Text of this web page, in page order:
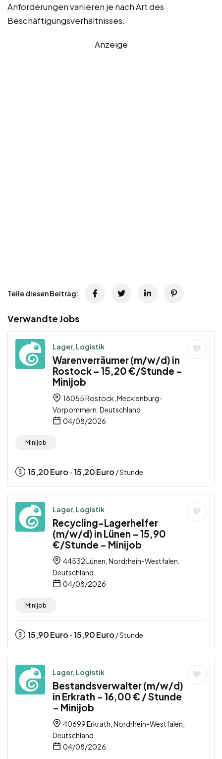
Anforderungen variieren je nach Art des
Beschäftigungsverhältnisses.
Anzeige
Teile diesen Beitrag:
Verwandte Jobs
Lager, Logistik
Warenverräumer (m/w/d) in
Rostock – 15,20 €/Stunde –
Minijob
18055 Rostock, Mecklenburg-
Vorpommern, Deutschland
04/08/2026
Minijob
15,20Euro -15,20Euro / Stunde
Lager, Logistik
Recycling-Lagerhelfer
(m/w/d) in Lünen – 15,90
€/Stunde – Minijob
44532 Lünen, Nordrhein-Westfalen,
Deutschland
04/08/2026
Minijob
15,90Euro -15,90Euro / Stunde
Lager, Logistik
Bestandsverwalter (m/w/d)
in Erkrath – 16,00 € / Stunde
– Minijob
40699 Erkrath, Nordrhein-Westfalen,
Deutschland
04/08/2026